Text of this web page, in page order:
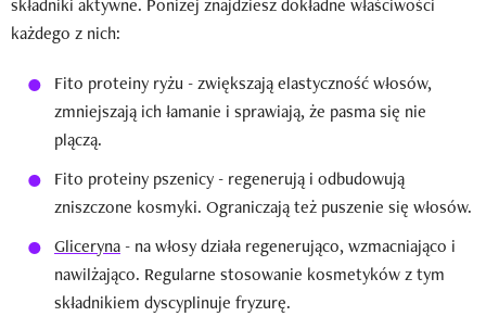
każdego z nich:
Fito proteiny ryżu - zwiększają elastyczność włosów,
zmniejszają ich łamanie i sprawiają, że pasma się nie
plączą.
Fito proteiny pszenicy - regenerują i odbudowują
zniszczone kosmyki. Ograniczają też puszenie się włosów.
Gliceryna - na włosy działa regenerująco, wzmacniająco i
nawilżająco. Regularne stosowanie kosmetyków z tym
składnikiem dyscyplinuje fryzurę.